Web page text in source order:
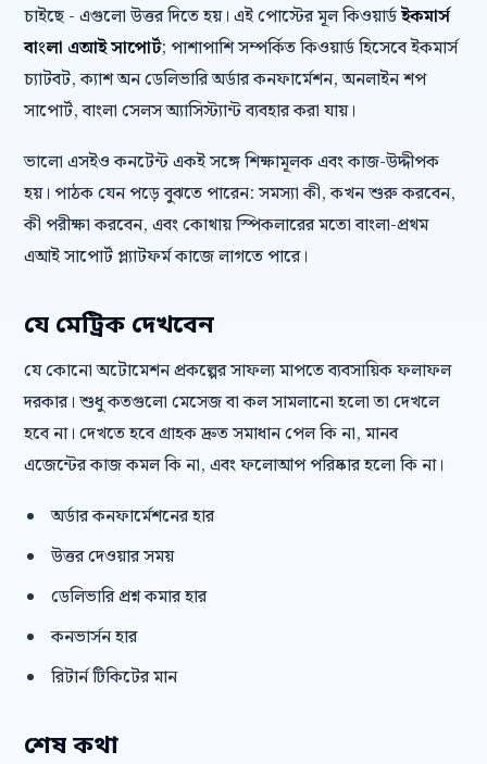
চাইছে - এগুলো উত্তর দিতে হয়। এই পোস্টের মূল কিওয়ার্ডইকমার্স
বাংলা এআই সাপোর্ট; পাশাপাশি সম্পর্কিত কিওয়ার্ড হিসেবে ইকমার্স
চ্যাটবট, ক্যাশ অন ডেলিভারি অর্ডার কনফার্মেশন, অনলাইন শপ
সাপোর্ট, বাংলা সেলস অ্যাসিস্ট্যান্ট ব্যবহার করা যায়।
ভালো এসইও কনটেন্ট একই সঙ্গে শিক্ষামূলক এবং কাজ-উদ্দীপক
হয়। পাঠক যেন পড়ে বুঝতে পারেন: সমস্যা কী, কখন শুরু করবেন,
কী পরীক্ষা করবেন, এবং কোথায় স্পিকলারের মতো বাংলা-প্রথম
এআই সাপোর্ট প্ল্যাটফর্ম কাজে লাগতে পারে।
যে মেট্রিক দেখবেন
যে কোনো অটোমেশন প্রকল্পের সাফল্য মাপতে ব্যবসায়িক ফলাফল
দরকার। শুধু কতগুলো মেসেজ বা কল সামলানো হলো তা দেখলে
হবে না। দেখতে হবে গ্রাহক দ্রুত সমাধান পেল কি না, মানব
এজেন্টের কাজ কমল কি না, এবং ফলোআপ পরিষ্কার হলো কি না।
অর্ডার কনফার্মেশনের হার
উত্তর দেওয়ার সময়
ডেলিভারি প্রশ্ন কমার হার
কনভার্সন হার
রিটার্ন টিকিটের মান
শেষ কথা